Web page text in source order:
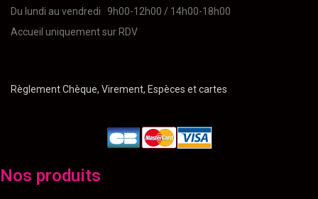
Du lundi au vendredi 9h00-12h00 / 14h00-18h00
Accueil uniquement sur RDV
Règlement Chèque, Virement, Espèces et cartes
Nos produits